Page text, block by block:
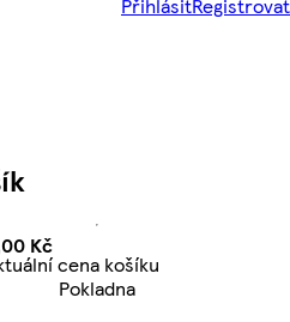
PřihlásitRegistrovat
KčAktuální cena košíku
Kč
cena košíku
Pokladna